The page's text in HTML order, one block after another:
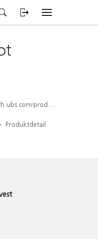
index/isin/CH1570360235
Produktdetail